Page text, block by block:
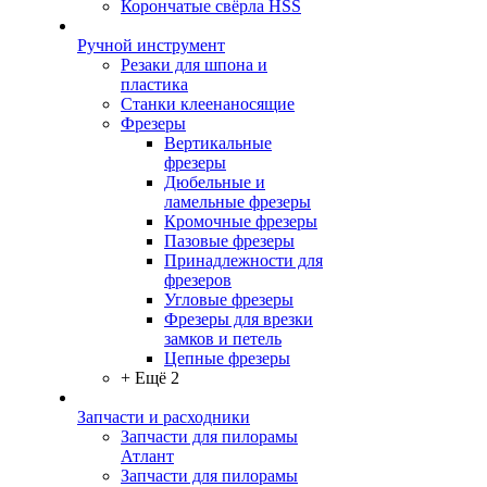
Корончатые свёрла HSS
Ручной инструмент
Резаки для шпона и
пластика
Станки клеенаносящие
Фрезеры
Вертикальные
фрезеры
Дюбельные и
ламельные фрезеры
Кромочные фрезеры
Пазовые фрезеры
Принадлежности для
фрезеров
Угловые фрезеры
Фрезеры для врезки
замков и петель
Цепные фрезеры
+ Ещё 2
Запчасти и расходники
Запчасти для пилорамы
Атлант
Запчасти для пилорамы